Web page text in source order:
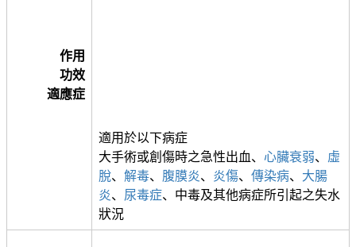
作用
功效
適應症
適用於以下病症
大手術或創傷時之急性出血、 心臟衰弱、 虛
脫、 解毒、 腹膜炎、 炎傷、 傳染病、 大腸
炎、 尿毒症、中毒及其他病症所引起之失水
狀況